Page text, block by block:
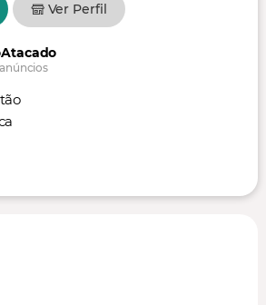
Ver Perfil